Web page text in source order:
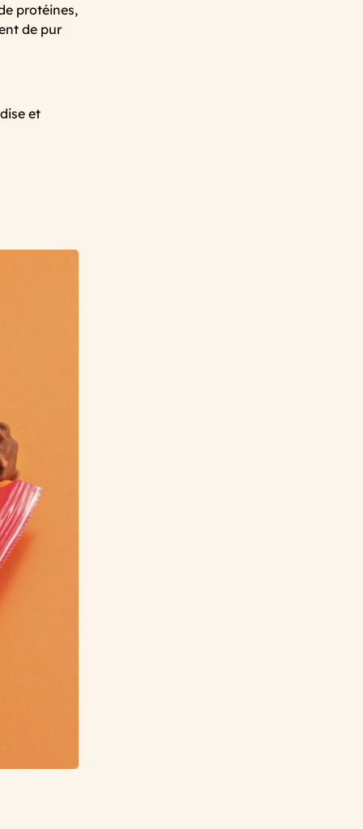
protéines,
de pur
et